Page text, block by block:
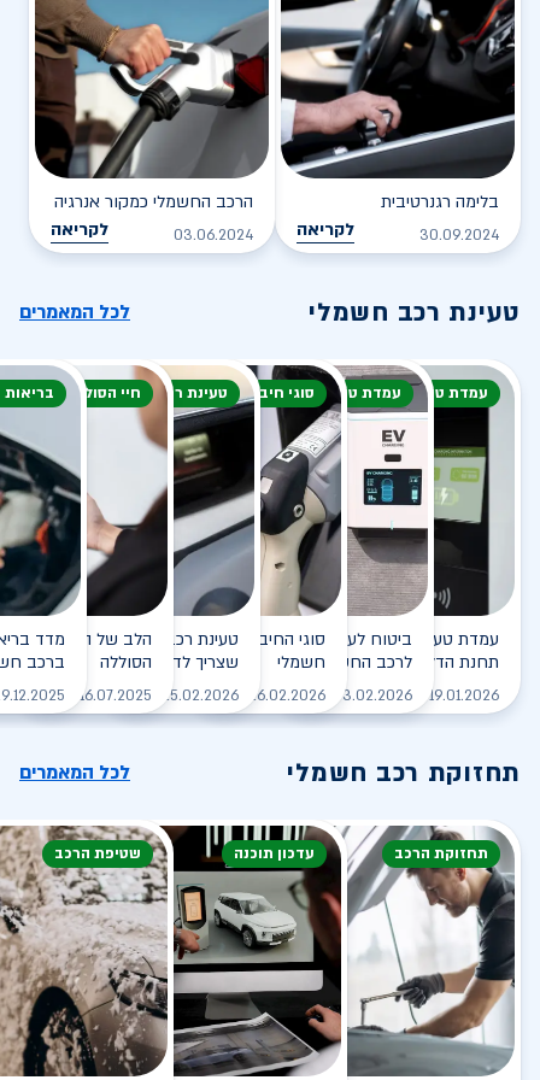
בלימה רגנרטיבית
30.09.2024 לקריאה
הרכב החשמלי כמקור אנרגיה
03.06.2024 לקריאה
טעינת רכב חשמלי לכל המאמרים
עמדת טעינה
עמדת טעינה - הסוף של
תחנת הדלק?
19.01.2026 לקריאה
עמדת טעינה
ביטוח לעמדת טעינה ביתית
לרכב החשמלי
03.02.2026 לקריאה
סוגי חיבור
סוגי החיבורים לטעינת רכב
חשמלי
26.02.2026 לקריאה
טעינת רכב חשמלי
טעינת רכב חשמלי - כל מה
שצריך לדעת
25.02.2026 לקריאה
חיי הסוללה
הלב של הרכב
הסוללה
16.07.2025
ברכב
תחזוקת רכב חשמלי לכל המאמרים
תחזוקת הרכב עדכון תוכנה שטיפת הרכב